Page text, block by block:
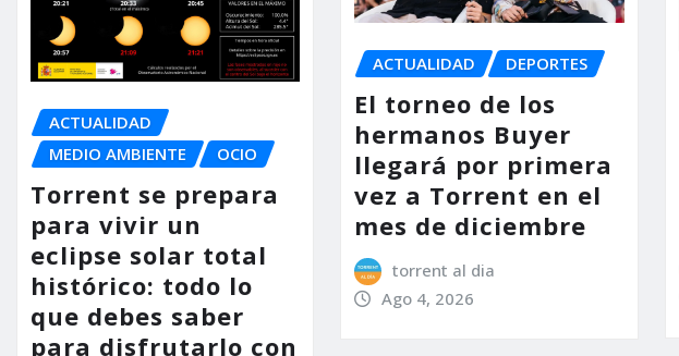
ACTUALIDAD
MEDIO AMBIENTE
OCIO
Torrent se prepara
para vivir un
eclipse solar total
histórico: todo lo
que debes saber
para disfrutarlo con
ACTUALIDAD DEPORTES
El torneo de los
hermanos Buyer
llegará por primera
vez a Torrent en el
mes de diciembre
torrent al dia
Ago 4, 2026